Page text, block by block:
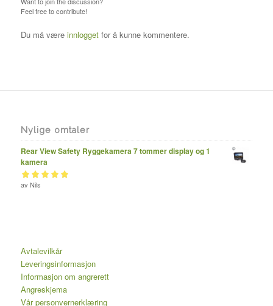
Feel free to contribute!
Du må være innloggetfor å kunne kommentere.
Nylige omtaler
Rear View Safety Ryggekamera 7 tommer display og 1
kamera
Vurdert
av Nils
Avtalevilkår
Leveringsinformasjon
Informasjon om angrerett
Angreskjema
Vår personvernerklæring